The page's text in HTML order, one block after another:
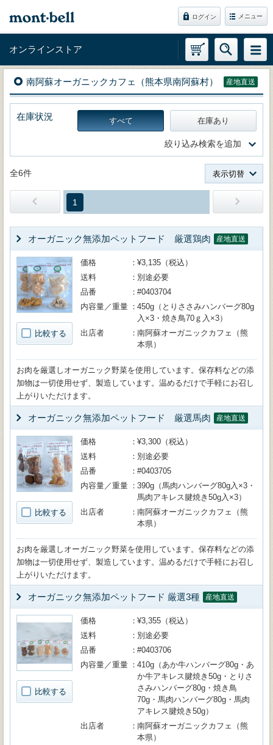
ログイン メニュー
オンラインストア
南阿蘇オーガニックカフェ（熊本県南阿蘇村） 産地直送
在庫状況 すべて 在庫あり
絞り込み検索を追加
全6件 表示切替
1
オーガニック無添加ペットフード 厳選鶏肉 産地直送
比較する
価格
¥3,135（税込）
送料
別途必要
品番
#0403704
内容量／重量
450g（とりささみハンバーグ80g
入×3・焼き鳥70ｇ入×3）
出店者
南阿蘇オーガニックカフェ（熊
本県）
お肉を厳選しオーガニック野菜を使用しています。保存料などの添
加物は一切使用せず、製造しています。温めるだけで手軽にお召し
上がりいただけます。
オーガニック無添加ペットフード 厳選馬肉 産地直送
比較する
価格
¥3,300（税込）
送料
別途必要
品番
#0403705
内容量／重量
390g（馬肉ハンバーグ80g入×3・
馬肉アキレス腱焼き50g入×3）
出店者
南阿蘇オーガニックカフェ（熊
本県）
お肉を厳選しオーガニック野菜を使用しています。保存料などの添
加物は一切使用せず、製造しています。温めるだけで手軽にお召し
上がりいただけます。
オーガニック無添加ペットフード 厳選3種 産地直送
比較する
価格
¥3,355（税込）
送料
別途必要
品番
#0403706
内容量／重量
410g（あか牛ハンバーグ80g・あ
か牛アキレス腱焼き50g・とりさ
さみハンバーグ80g・焼き鳥
70g・馬肉ハンバーグ80g・馬肉
アキレス腱焼き50g）
出店者
南阿蘇オーガニックカフェ（熊
本県）